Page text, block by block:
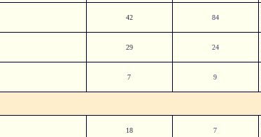
42 84
29 24
7 9
18 7